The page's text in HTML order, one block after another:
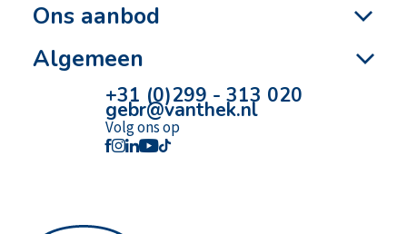
Ons aanbod
Algemeen
+31 (0)299 - 313 020
gebr@vanthek.nl
Volg ons op